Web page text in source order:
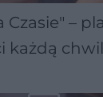
Czasie" –
każdą